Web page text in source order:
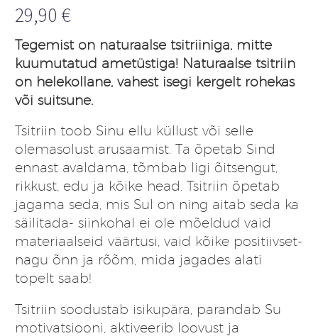
29,90 €
Tegemist on naturaalse tsitriiniga, mitte
kuumutatud ametüstiga! Naturaalse tsitriin
on helekollane, vahest isegi kergelt rohekas
või suitsune.
Tsitriin toob Sinu ellu küllust või selle
olemasolust arusaamist. Ta õpetab Sind
ennast avaldama, tõmbab ligi õitsengut,
rikkust, edu ja kõike head. Tsitriin õpetab
jagama seda, mis Sul on ning aitab seda ka
säilitada- siinkohal ei ole mõeldud vaid
materiaalseid väärtusi, vaid kõike positiivset-
nagu õnn ja rõõm, mida jagades alati
topelt saab!
Tsitriin soodustab isikupära, parandab Su
motivatsiooni, aktiveerib loovust ja